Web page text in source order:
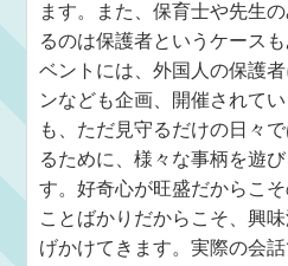
ます。また、保育士や先生
るのは保護者というケース
ベントには、外国人の保護
ンなども企画、開催されて
も、ただ見守るだけの日々
るために、様々な事柄を遊
す。好奇心が旺盛だからこ
ことばかりだからこそ、興
げかけてきます。実際の会